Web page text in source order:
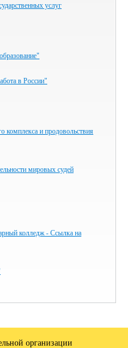
услуг
в России"
комплекса и продовольствия
мировых судей
колледж - Ссылка на
организации